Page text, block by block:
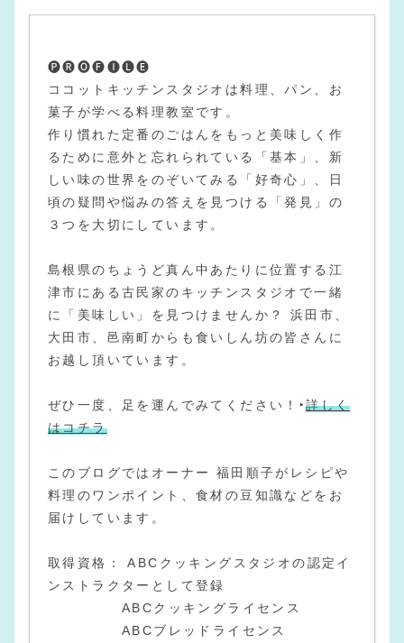
🅟🅡🅞🅕🅘🅛🅔
ココットキッチンスタジオは料理、パン、お
菓子が学べる料理教室です。
作り慣れた定番のごはんをもっと美味しく作
るために意外と忘れられている「基本」、新
しい味の世界をのぞいてみる「好奇心」、日
頃の疑問や悩みの答えを見つける「発見」の
３つを大切にしています。
島根県のちょうど真ん中あたりに位置する江
津市にある古民家のキッチンスタジオで一緒
に「美味しい」を見つけませんか？ 浜田市、
大田市、邑南町からも食いしん坊の皆さんに
お越し頂いています。
ぜひ一度、足を運んでみてください！‣詳しく
はコチラ
このブログではオーナー 福田順子がレシピや
料理のワンポイント、食材の豆知識などをお
届けしています。
取得資格： ABCクッキングスタジオの認定イ
ンストラクターとして登録
ABCクッキングライセンス
ABCブレッドライセンス